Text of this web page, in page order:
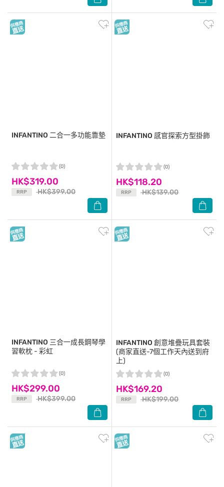
INFANTINO 二合一多功能靠墊
HK$319.00
RRP HK$399.00
(0)
INFANTINO 感官探索方型掛飾
HK$118.20
RRP HK$139.00
(0)
INFANTINO 三合一成長鋼琴學
習軟枕 - 彩虹
HK$299.00
RRP HK$399.00
(0)
INFANTINO 創意堆疊玩具套裝
(商家直送-7個工作天內送到府
上)
HK$169.20
RRP HK$199.00
(0)